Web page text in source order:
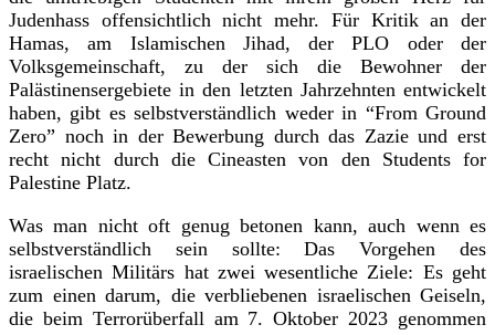
Judenhass offensichtlich nicht mehr. Für Kritik an der
Hamas, am Islamischen Jihad, der PLO oder der
Volksgemeinschaft, zu der sich die Bewohner der
Palästinensergebiete in den letzten Jahrzehnten entwickelt
haben, gibt es selbstverständlich weder in “From Ground
Zero” noch in der Bewerbung durch das Zazie und erst
recht nicht durch die Cineasten von den Students for
Palestine Platz.
Was man nicht oft genug betonen kann, auch wenn es
selbstverständlich sein sollte: Das Vorgehen des
israelischen Militärs hat zwei wesentliche Ziele: Es geht
zum einen darum, die verbliebenen israelischen Geiseln,
die beim Terrorüberfall am 7. Oktober 2023 genommen